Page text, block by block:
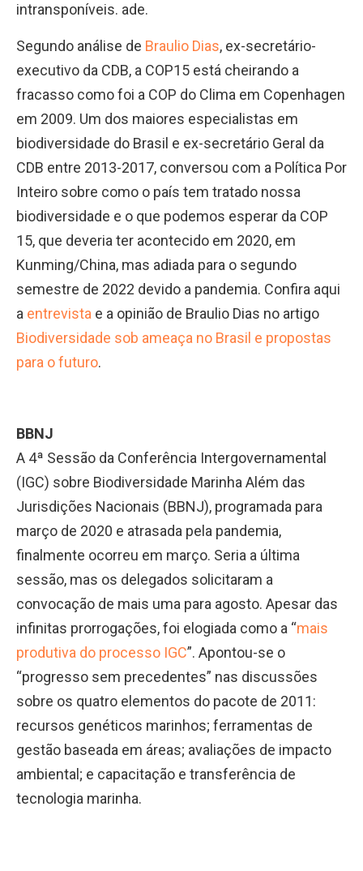
intransponíveis. ade.
Segundo análise de Braulio Dias, ex-secretário-
executivo da CDB, a COP15 está cheirando a
fracasso como foi a COP do Clima em Copenhagen
em 2009. Um dos maiores especialistas em
biodiversidade do Brasil e ex-secretário Geral da
CDB entre 2013-2017, conversou com a Política Por
Inteiro sobre como o país tem tratado nossa
biodiversidade e o que podemos esperar da COP
15, que deveria ter acontecido em 2020, em
Kunming/China, mas adiada para o segundo
semestre de 2022 devido a pandemia. Confira aqui
a entrevista e a opinião de Braulio Dias no artigo
Biodiversidade sob ameaça no Brasil e propostas
para o futuro.
BBNJ
A 4ª Sessão da Conferência Intergovernamental
(IGC) sobre Biodiversidade Marinha Além das
Jurisdições Nacionais (BBNJ), programada para
março de 2020 e atrasada pela pandemia,
finalmente ocorreu em março. Seria a última
sessão, mas os delegados solicitaram a
convocação de mais uma para agosto. Apesar das
infinitas prorrogações, foi elogiada como a “mais
produtiva do processo IGC”. Apontou-se o
“progresso sem precedentes” nas discussões
sobre os quatro elementos do pacote de 2011:
recursos genéticos marinhos; ferramentas de
gestão baseada em áreas; avaliações de impacto
ambiental; e capacitação e transferência de
tecnologia marinha.